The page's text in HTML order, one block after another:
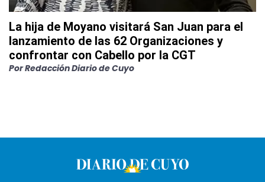
La hija de Moyano visitará San Juan para el
lanzamiento de las 62 Organizaciones y
confrontar con Cabello por la CGT
PorRedacción Diario de Cuyo